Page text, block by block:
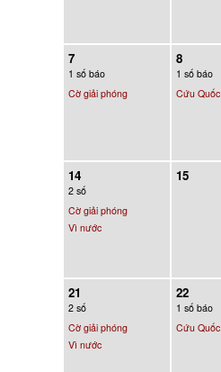
7
1 số báo
Cờ giải phóng
8
1 số báo
Cứu Quốc
14
2 số
Cờ giải phóng
Vì nước
15
21
2 số
Cờ giải phóng
Vì nước
22
1 số báo
Cứu Quốc